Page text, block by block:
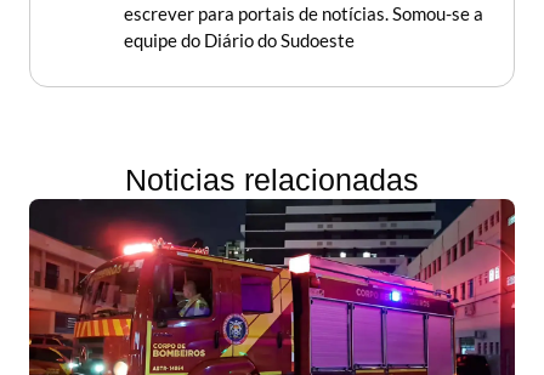
escrever para portais de notícias. Somou-se a
equipe do Diário do Sudoeste
Noticias relacionadas